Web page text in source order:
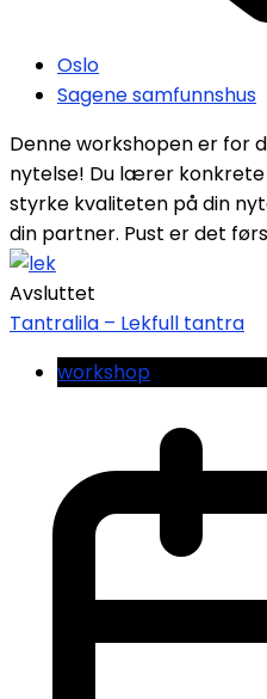
Oslo
Sagene samfunnshus
Denne workshopen er for
nytelse! Du lærer
styrke kvaliteten på din
din partner. Pust er det
Avsluttet
Tantralila – Lekfull tantra
workshop